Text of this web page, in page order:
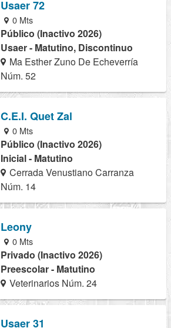
Usaer 72
0 Mts
Público (Inactivo 2026)
Usaer - Matutino, Discontinuo
Ma Esther Zuno De Echeverría
Núm. 52
C.E.I. Quet Zal
0 Mts
Público (Inactivo 2026)
Inicial - Matutino
Cerrada Venustiano Carranza
Núm. 14
Leony
0 Mts
Privado (Inactivo 2026)
Preescolar - Matutino
Veterinarios Núm. 24
Usaer 31